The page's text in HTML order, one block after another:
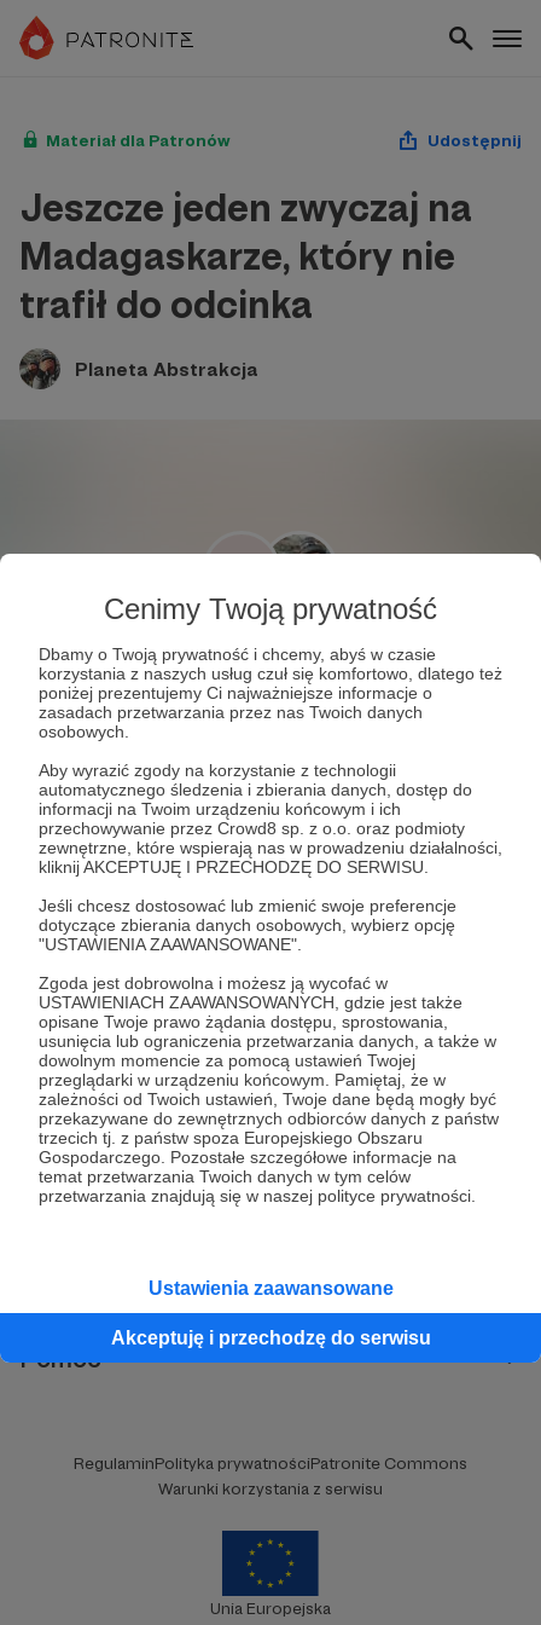
Cenimy Twoją prywatność
Dbamy o Twoją prywatność i chcemy, abyś w czasie
korzystania z naszych usług czuł się komfortowo, dlatego też
poniżej prezentujemy Ci najważniejsze informacje o
zasadach przetwarzania przez nas Twoich danych
osobowych.
Aby wyrazić zgody na korzystanie z technologii
automatycznego śledzenia i zbierania danych, dostęp do
informacji na Twoim urządzeniu końcowym i ich
przechowywanie przez Crowd8 sp. z o.o. oraz podmioty
zewnętrzne, które wspierają nas w prowadzeniu działalności,
kliknij AKCEPTUJĘ I PRZECHODZĘ DO SERWISU.
Jeśli chcesz dostosować lub zmienić swoje preferencje
dotyczące zbierania danych osobowych, wybierz opcję
"USTAWIENIA ZAAWANSOWANE".
Zgoda jest dobrowolna i możesz ją wycofać w
USTAWIENIACH ZAAWANSOWANYCH, gdzie jest także
opisane Twoje prawo żądania dostępu, sprostowania,
usunięcia lub ograniczenia przetwarzania danych, a także w
dowolnym momencie za pomocą ustawień Twojej
przeglądarki w urządzeniu końcowym. Pamiętaj, że w
zależności od Twoich ustawień, Twoje dane będą mogły być
przekazywane do zewnętrznych odbiorców danych z państw
trzecich tj. z państw spoza Europejskiego Obszaru
Gospodarczego. Pozostałe szczegółowe informacje na
temat przetwarzania Twoich danych w tym celów
przetwarzania znajdują się w naszej polityce prywatności.
Ustawienia zaawansowane
Akceptuję i przechodzę do serwisu
Materiał dla Patronów Udostępnij
Jeszcze jeden zwyczaj na
Madagaskarze, który nie
trafił do odcinka
Planeta Abstrakcja
320 wyświetleń
Jeszcze jeden zwyczaj na Madagaskarze, który nie
trafił do odcinka.
Komentarze
Brak komentarzy...
O Patronite
Dodatkowe produkty
Pomoc
RegulaminPolityka prywatnościPatronite Commons
Warunki korzystania z serwisu
Unia Europejska